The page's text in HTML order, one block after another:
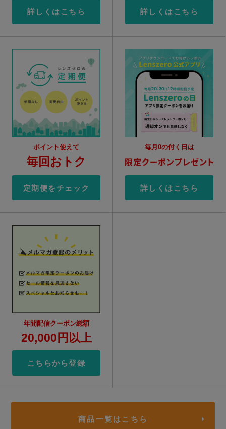
詳しくはこちら 詳しくはこちら
ポイント使えて
毎回おトク
定期便をチェック
毎月0の付く日は
詳しくはこちら
年間配信クーポン総額
20,000円以上
こちらから登録
商品一覧はこちら